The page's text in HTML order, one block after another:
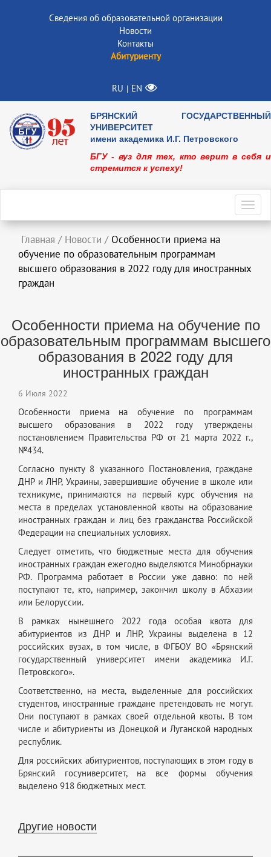
Сведения об образовательной организации
Новости
Контакты
Абитуриенту
RU | EN
БРЯНСКИЙ ГОСУДАРСТВЕННЫЙ
УНИВЕРСИТЕТ
имени академика И.Г. Петровского
БГУ - вуз для тех, кто верит в себя и
стремится к успеху!
Главная / Новости / Особенности приема на
обучение по образовательным программам
высшего образования в 2022 году для иностранных
граждан
Особенности приема на обучение по
образовательным программам высшего
образования в 2022 году для
иностранных граждан
6 Июля 2022
Особенности приема на обучение по программам
высшего образования в 2022 году утверждены
постановлением Правительства РФ от 21 марта 2022 г.,
№434.
Согласно пункту 8 указанного Постановления, граждане
ДНР и ЛНР, Украины, завершившие обучение в школе или
техникуме, принимаются на первый курс обучения на
места в пределах установленной квоты на образование
иностранных граждан и лиц без гражданства Российской
Федерации на специальных условиях.
Следует отметить, что бюджетные места для обучения
иностранных граждан ежегодно выделяются Минобрнауки
РФ. Программа работает в России уже давно: по ней
поступают те, кто, например, закончил школу в Абхазии
или Белоруссии.
В рамках нынешнего 2022 года особая квота для
абитуриентов из ДНР и ЛНР, Украины выделена в 12
российских вузах, в том числе, в ФГБОУ ВО «Брянский
государственный университет имени академика И.Г.
Петровского».
Соответственно, на места, выделенные для российских
студентов, иностранные граждане претендовать не могут.
Они поступают в рамках своей отдельной квоты. В том
числе и абитуриенты из Донецкой и Луганской народных
республик.
Для российских абитуриентов, поступающих в этом году в
Брянский госуниверситет, на все формы обучения
выделено 918 бюджетных мест.
Другие новости